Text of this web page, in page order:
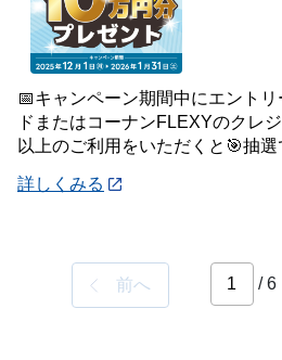
📅キャンペーン期間中にエント
ドまたはコーナンFLEXYのクレ
以上のご利用をいただくと🎯抽
詳しくみる
前へ / 6